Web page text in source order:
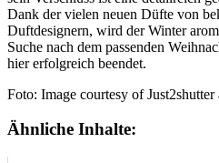
Dank der vielen neuen Düfte von
Duftdesignern, wird der Winter
Suche nach dem passenden
hier erfolgreich beendet.
Foto: Image courtesy of
Ähnliche Inhalte: